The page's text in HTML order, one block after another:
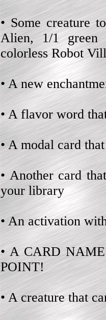
• Some creature
Alien, 1/1 green
colorless Robot
• A new
• A flavor word
• A modal card
• Another card
your library
• An activation
• A CARD
POINT!
• A creature that